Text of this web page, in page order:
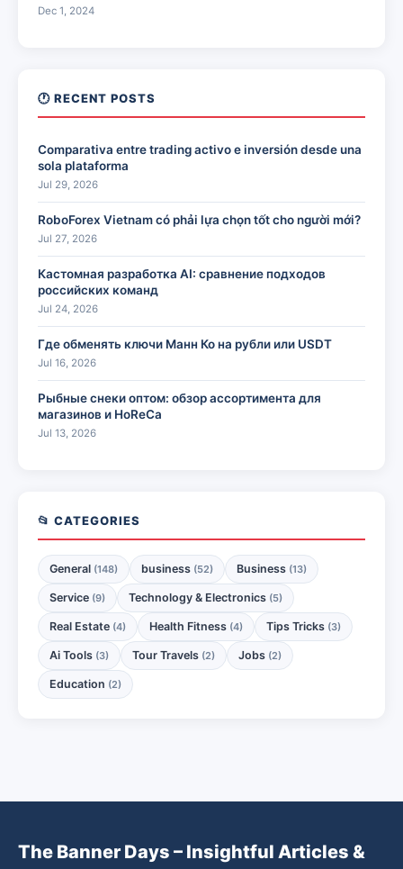
Dec 1, 2024
🕐 RECENT POSTS
Comparativa entre trading activo e inversión desde una
sola plataforma
Jul 29, 2026
RoboForex Vietnam có phải lựa chọn tốt cho người mới?
Jul 27, 2026
Кастомная разработка AI: сравнение подходов
российских команд
Jul 24, 2026
Где обменять ключи Манн Ко на рубли или USDT
Jul 16, 2026
Рыбные снеки оптом: обзор ассортимента для
магазинов и HoReCa
Jul 13, 2026
📂 CATEGORIES
General (148) business (52) Business (13)
Service (9) Technology & Electronics (5)
Real Estate (4) Health Fitness (4) Tips Tricks (3)
Ai Tools (3) Tour Travels (2) Jobs (2)
Education (2)
The Banner Days – Insightful Articles &